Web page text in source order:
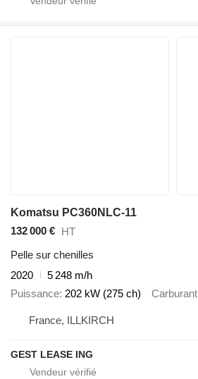
Komatsu PC360NLC-11
132 000 € HT
Pelle sur chenilles
2020
5 248 m/h
Puissance 202 kW (275 ch) Carburant
France, ILLKIRCH
GEST LEASE ING